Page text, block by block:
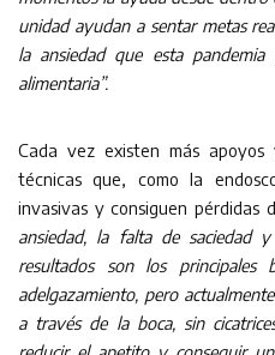
unidad ayudan a sentar metas
la ansiedad que esta
alimentaria”.
Cada vez existen más
técnicas que, como la
invasivas y consiguen pérdidas
ansiedad, la falta de saciedad
resultados son los principales
adelgazamiento, pero
a través de la boca, sin